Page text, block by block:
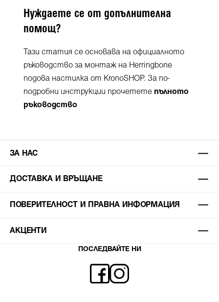
Нуждаете се от допълнителна
помощ?
Тази статия се основава на официалното
ръководство за монтаж на Herringbone
подова настилка от KronoSHOP. За по-
подробни инструкции прочетете пълното
ръководство
ЗА НАС
ДОСТАВКА И ВРЪЩАНЕ
ПОВЕРИТЕЛНОСТ И ПРАВНА ИНФОРМАЦИЯ
АКЦЕНТИ
ПОСЛЕДВАЙТЕ НИ